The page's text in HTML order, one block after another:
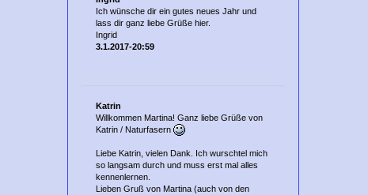
Ich wünsche dir ein gutes neues Jahr und
lass dir ganz liebe Grüße hier.
Ingrid
3.1.2017-20:59
Katrin
Willkommen Martina! Ganz liebe Grüße von
Katrin / Naturfasern
Liebe Katrin, vielen Dank. Ich wurschtel mich
so langsam durch und muss erst mal alles
kennenlernen.
Lieben Gruß von Martina (auch von den